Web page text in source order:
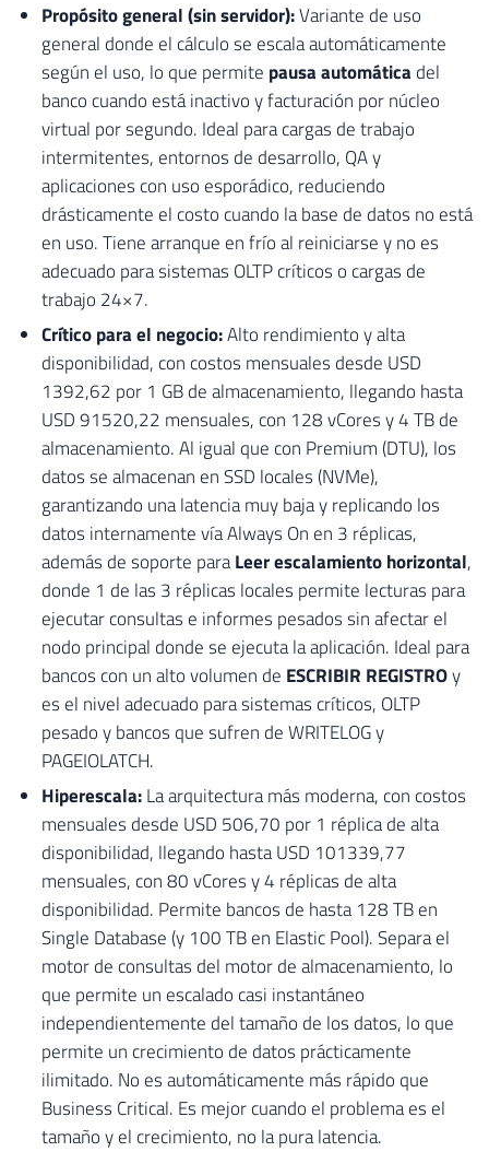
Propósito general (sin servidor):Variante de uso
general donde el cálculo se escala automáticamente
según el uso, lo que permite pausa automática del
banco cuando está inactivo y facturación por núcleo
virtual por segundo. Ideal para cargas de trabajo
intermitentes, entornos de desarrollo, QA y
aplicaciones con uso esporádico, reduciendo
drásticamente el costo cuando la base de datos no está
en uso. Tiene arranque en frío al reiniciarse y no es
adecuado para sistemas OLTP críticos o cargas de
trabajo 24×7.
Crítico para el negocio:Alto rendimiento y alta
disponibilidad, con costos mensuales desde USD
1392,62 por 1 GB de almacenamiento, llegando hasta
USD 91520,22 mensuales, con 128 vCores y 4 TB de
almacenamiento. Al igual que con Premium (DTU), los
datos se almacenan en SSD locales (NVMe),
garantizando una latencia muy baja y replicando los
datos internamente vía Always On en 3 réplicas,
además de soporte paraLeer escalamiento horizontal,
donde 1 de las 3 réplicas locales permite lecturas para
ejecutar consultas e informes pesados ​​sin afectar el
nodo principal donde se ejecuta la aplicación. Ideal para
bancos con un alto volumen de ESCRIBIR REGISTROy
es el nivel adecuado para sistemas críticos, OLTP
pesado y bancos que sufren de WRITELOG y
PAGEIOLATCH.
Hiperescala:La arquitectura más moderna, con costos
mensuales desde USD 506,70 por 1 réplica de alta
disponibilidad, llegando hasta USD 101339,77
mensuales, con 80 vCores y 4 réplicas de alta
disponibilidad. Permite bancos de hasta 128 TB en
Single Database (y 100 TB en Elastic Pool). Separa el
motor de consultas del motor de almacenamiento, lo
que permite un escalado casi instantáneo
independientemente del tamaño de los datos, lo que
permite un crecimiento de datos prácticamente
ilimitado. No es automáticamente más rápido que
Business Critical. Es mejor cuando el problema es el
tamaño y el crecimiento, no la pura latencia.